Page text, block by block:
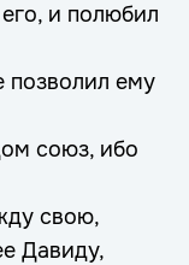
и полюбил
позволил ему
союз, ибо
свою,
Давиду,